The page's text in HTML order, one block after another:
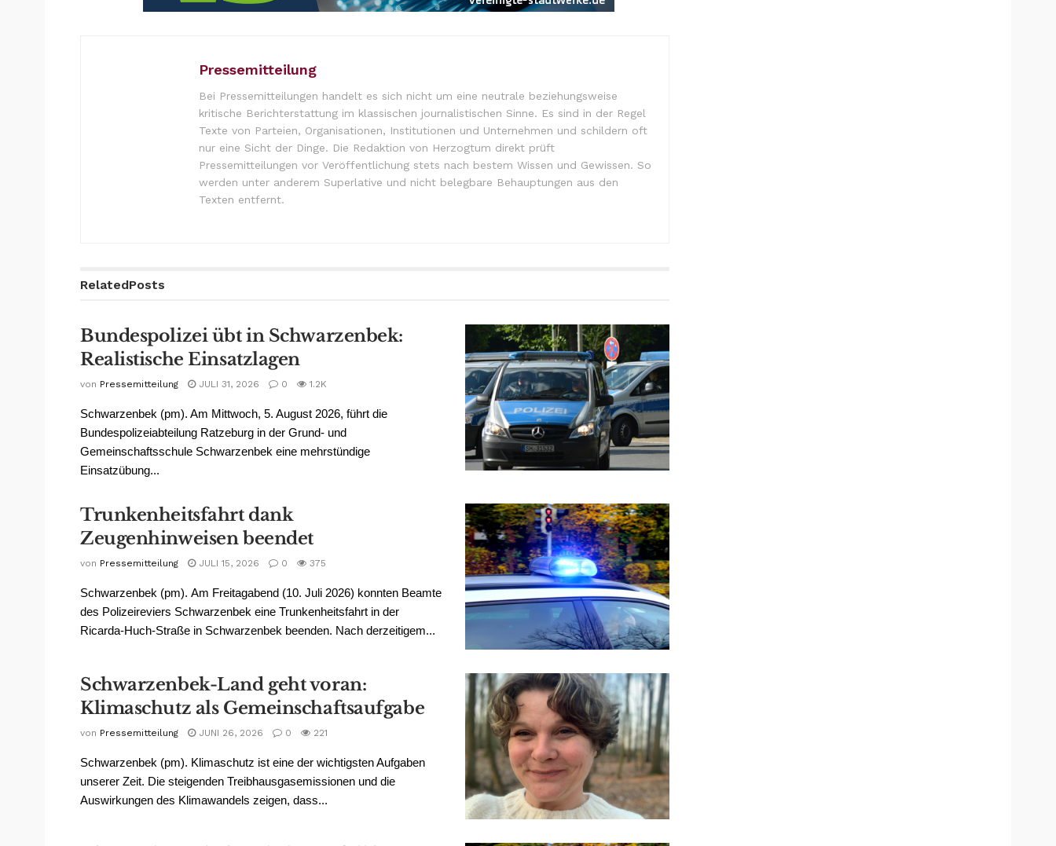
Pressemitteilung
Bei Pressemitteilungen handelt es sich nicht um eine neutrale beziehungsweise
kritische Berichterstattung im klassischen journalistischen Sinne. Es sind in der Regel
Texte von Parteien, Organisationen, Institutionen und Unternehmen und schildern oft
nur eine Sicht der Dinge. Die Redaktion von Herzogtum direkt prüft
Pressemitteilungen vor Veröffentlichung stets nach bestem Wissen und Gewissen. So
werden unter anderem Superlative und nicht belegbare Behauptungen aus den
Texten entfernt.
RelatedPosts
Bundespolizei übt in Schwarzenbek:
Realistische Einsatzlagen
von Pressemitteilung JULI 31, 2026 0 1.2K
Schwarzenbek (pm). Am Mittwoch, 5. August 2026, führt die
Bundespolizeiabteilung Ratzeburg in der Grund- und
Gemeinschaftsschule Schwarzenbek eine mehrstündige
Einsatzübung...
Trunkenheitsfahrt dank
Zeugenhinweisen beendet
von Pressemitteilung JULI 15, 2026 0 375
Schwarzenbek (pm). Am Freitagabend (10. Juli 2026) konnten Beamte
des Polizeireviers Schwarzenbek eine Trunkenheitsfahrt in der
Ricarda-Huch-Straße in Schwarzenbek beenden. Nach derzeitigem...
Schwarzenbek-Land geht voran:
Klimaschutz als Gemeinschaftsaufgabe
von Pressemitteilung JUNI 26, 2026 0 221
Schwarzenbek (pm). Klimaschutz ist eine der wichtigsten Aufgaben
unserer Zeit. Die steigenden Treibhausgasemissionen und die
Auswirkungen des Klimawandels zeigen, dass...